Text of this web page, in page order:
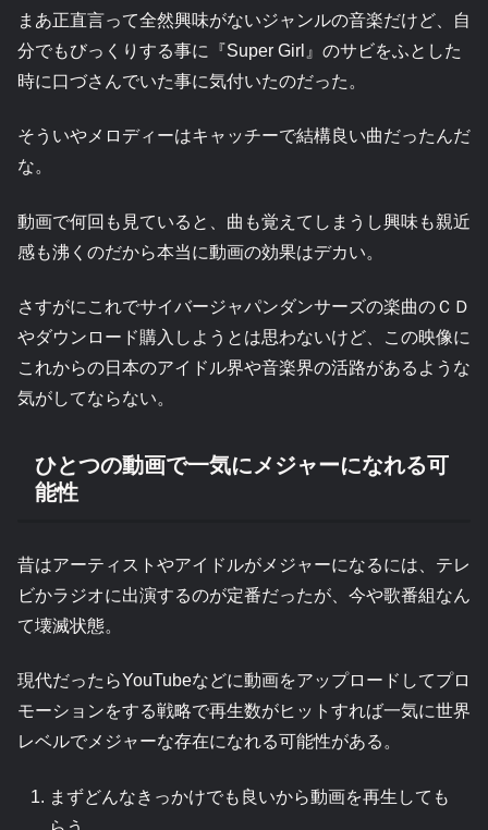
まあ正直言って全然興味がないジャンルの音楽だけど、自
分でもびっくりする事に『Super Girl』のサビをふとした
時に口づさんでいた事に気付いたのだった。
そういやメロディーはキャッチーで結構良い曲だったんだ
な。
動画で何回も見ていると、曲も覚えてしまうし興味も親近
感も沸くのだから本当に動画の効果はデカい。
さすがにこれでサイバージャパンダンサーズの楽曲のＣＤ
やダウンロード購入しようとは思わないけど、この映像に
これからの日本のアイドル界や音楽界の活路があるような
気がしてならない。
ひとつの動画で一気にメジャーになれる可
能性
昔はアーティストやアイドルがメジャーになるには、テレ
ビかラジオに出演するのが定番だったが、今や歌番組なん
て壊滅状態。
現代だったらYouTubeなどに動画をアップロードしてプロ
モーションをする戦略で再生数がヒットすれば一気に世界
レベルでメジャーな存在になれる可能性がある。
まずどんなきっかけでも良いから動画を再生しても